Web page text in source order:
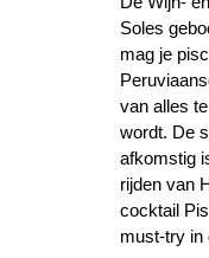
Soles
mag je
van alles
wordt. De
afkomstig
rijden van
cocktail
must-try in